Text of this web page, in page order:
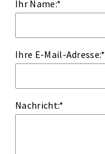
Ihr Name:*
Ihre E-Mail-Adresse:*
Nachricht:*